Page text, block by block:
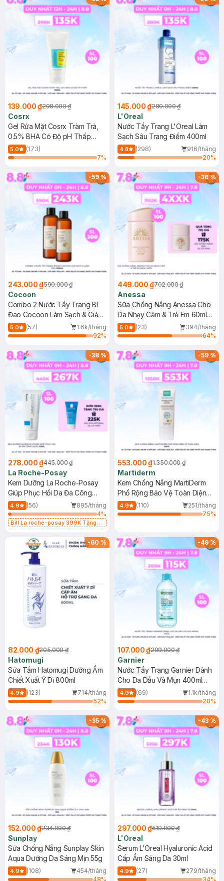
139.000 ₫298.000 ₫
Cosrx
Gel Rửa Mặt Cosrx Tràm Trà,
0.5% BHA Có Độ pH Thấp
150ml
5.0
(173)
7%
145.000 ₫289.000 ₫
L'Oreal
Nước Tẩy Trang L'Oreal Làm
Sạch Sâu Trang Điểm 400ml
4.8 (298)
916/tháng
20%
-59%
243.000 ₫590.000 ₫
Cocoon
Combo 2 Nước Tẩy Trang Bí
Đao Cocoon Làm Sạch & Giảm
Dầu 500ml
5.0 (57)
1.6k/tháng
92%
-36%
449.000 ₫702.000 ₫
Anessa
Sữa Chống Nắng Anessa Cho
Da Nhạy Cảm & Trẻ Em 60ml
(Mới)
5.0 (23)
394/tháng
64%
-38%
278.000 ₫445.000 ₫
La Roche-Posay
Kem Dưỡng La Roche-Posay
Giúp Phục Hồi Da Đa Công
Dụng 40ml
4.9 (56)
895/tháng
4%
Bill La roche-posay 399K Tặng
(SL có hạn)
-59%
553.000 ₫1.350.000 ₫
Martiderm
Kem Chống Nắng MartiDerm
Phổ Rộng Bảo Vệ Toàn Diện
40ml
4.9 (110)
251/tháng
75%
-60 %
82.000 ₫205.000 ₫
Hatomugi
Sữa Tắm Hatomugi Dưỡng Ẩm
Chiết Xuất Ý Dĩ 800ml
4.9 (123)
714/tháng
52%
-49%
107.000 ₫209.000 ₫
Garnier
Nước Tẩy Trang Garnier Dành
Cho Da Dầu Và Mụn 400ml
(Mới)
4.9 (69)
1.1k/tháng
20%
-35%
152.000 ₫234.000 ₫
Sunplay
Sữa Chống Nắng Sunplay Skin
Aqua Dưỡng Da Sáng Mịn 55g
4.9 (108)
454/tháng
48%
-43%
297.000 ₫519.000 ₫
L'Oreal
Serum L'Oreal Hyaluronic Acid
Cấp Ẩm Sáng Da 30ml
4.9 (27)
279/tháng
34%